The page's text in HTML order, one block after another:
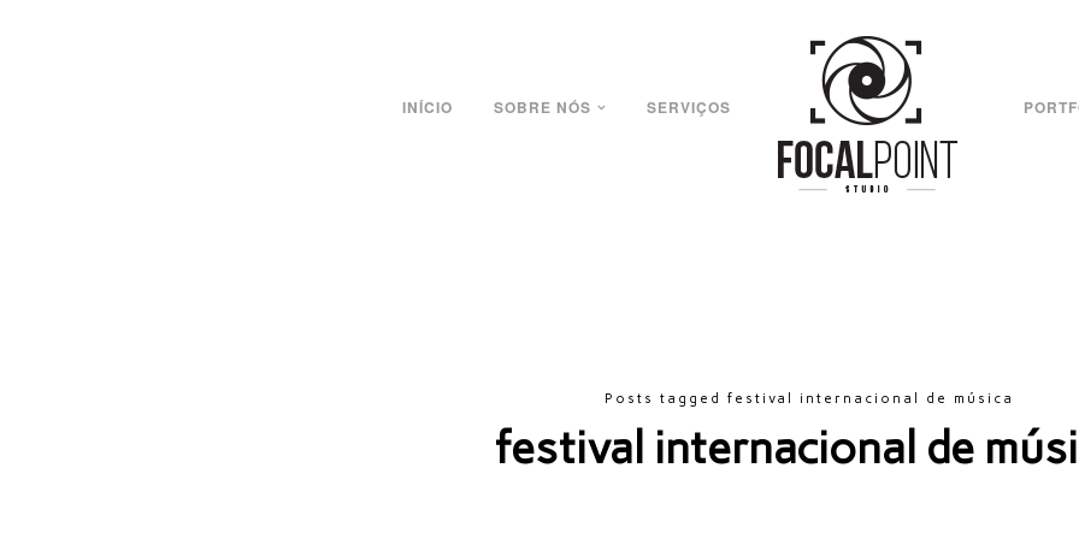
INÍCIO SOBRE NÓS SERVIÇOS
Posts tagged festival internacional de música
festival internacional de